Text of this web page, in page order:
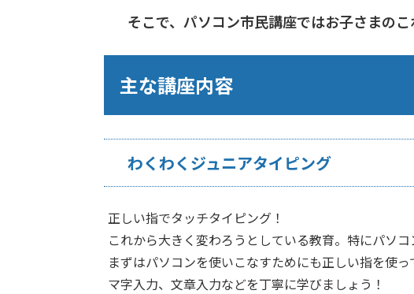
そこで、パソコン市民講座ではお子さまの
主な講座内容
わくわくジュニアタイピング
正しい指でタッチタイピング！
これから大きく変わろうとしている教育。特にパソ
まずはパソコンを使いこなすためにも正しい指を使
マ字入力、文章入力などを丁寧に学びましょう！